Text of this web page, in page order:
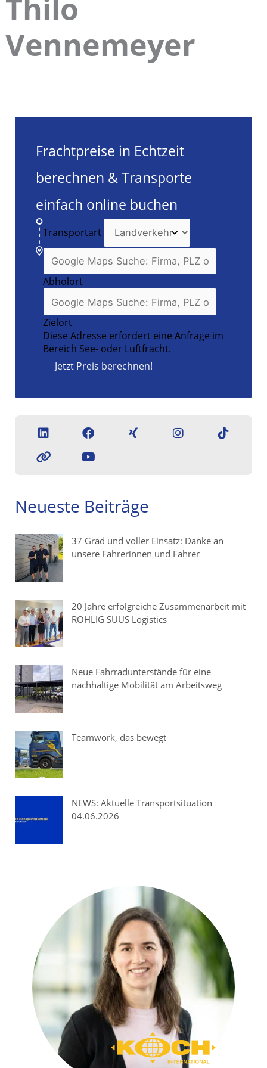
Thilo
Vennemeyer
Frachtpreise in Echtzeit
berechnen & Transporte
einfach online buchen
Transportart
Abholort
Zielort
Diese Adresse erfordert eine Anfrage im
Bereich See- oder Luftfracht.
Jetzt Preis berechnen!
Neueste Beiträge
37 Grad und voller Einsatz: Danke an
unsere Fahrerinnen und Fahrer
20 Jahre erfolgreiche Zusammenarbeit mit
ROHLIG SUUS Logistics
Neue Fahrradunterstände für eine
nachhaltige Mobilität am Arbeitsweg
Teamwork, das bewegt
NEWS: Aktuelle Transportsituation
04.06.2026